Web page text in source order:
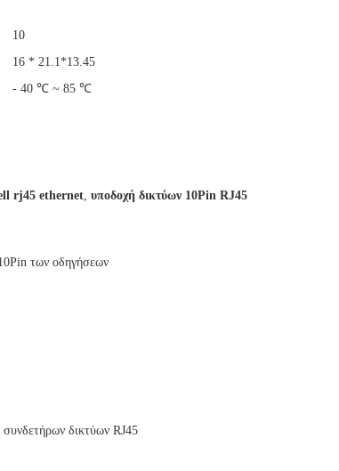
10
16 * 21.1*13.45
- 40 ℃ ~ 85 ℃
rj45 ethernet, υποδοχή δικτύων 10Pin RJ45
των οδηγήσεων
δικτύων RJ45